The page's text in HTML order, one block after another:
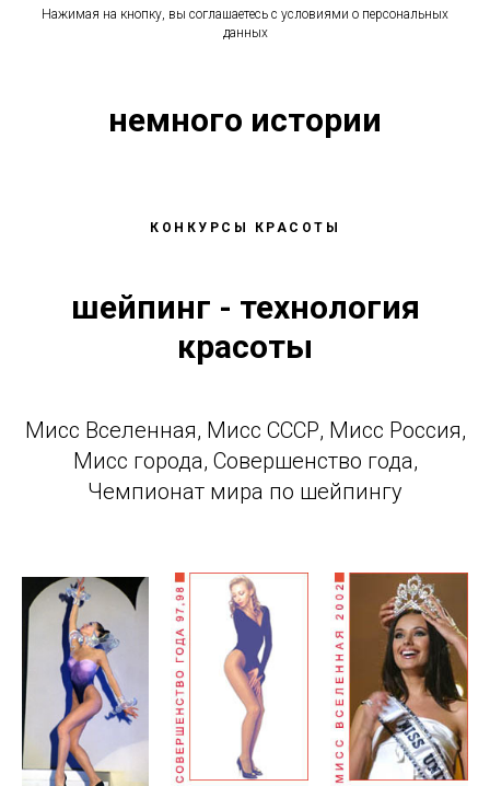
Нажимая на кнопку, вы соглашаетесь с условиями о персональных
данных
немного истории
КОНКУРСЫ КРАСОТЫ
шейпинг - технология
красоты
Мисс Вселенная, Мисс СССР, Мисс Россия,
Мисс города, Совершенство года,
Чемпионат мира по шейпингу